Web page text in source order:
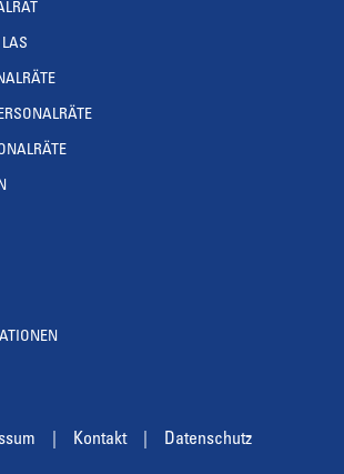
Kontakt Datenschutz